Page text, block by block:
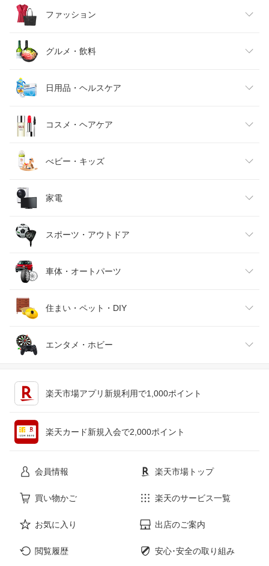
ファッション
レディースファッション
メンズファッション
キッズファッション
ベビーファッション
インナー・下着・ナイトウェア
バッグ・小物・ブランド雑貨
靴
腕時計
ジュエリー・アクセサリー
グルメ・飲料
食品
スイーツ・お菓子
水・ソフトドリンク
ビール・洋酒
ワイン
日本酒・焼酎
日用品・ヘルスケア
日用品雑貨・文房具・手芸
ダイエット・健康
医薬品・コンタクト・介護
コスメ・ヘアケア
美容・コスメ・香水
べビー・キッズ
キッズ・ベビー・マタニティ
おもちゃ
家電
家電
TV・オーディオ・カメラ
スマートフォン・タブレット
パソコン・周辺機器
スポーツ・アウトドア
スポーツ・アウトドア
ゴルフ
車体・オートパーツ
車用品・バイク用品
車・バイク
住まい・ペット・DIY
インテリア・寝具・収納
エンタメ・ホビー
本・雑誌・コミック
楽天市場アプリ新規利用で1,000ポイント
楽天カード新規入会で2,000ポイント
会員情報 楽天市場トップ
買い物かご 楽天のサービス一覧
お気に入り 出店のご案内
閲覧履歴 安心･安全の取り組み